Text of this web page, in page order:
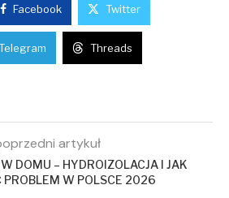
Facebook Twitter
Threads
artykuł
DOMU – HYDROIZOLACJA I JAK
PROBLEM W POLSCE 2026